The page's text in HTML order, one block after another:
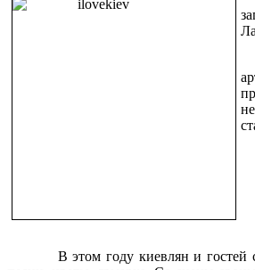
В этом году киевлян и